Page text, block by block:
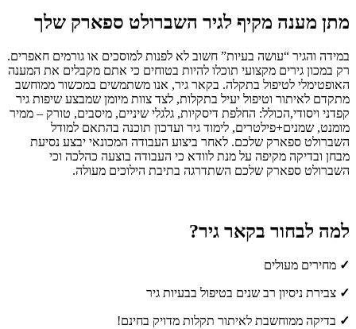
מתן מענה מקיף לגיר השברולט ספארק שלך
במידה והגיר “עושה בעיות” חשוב לא לפנות למוסכים או גורמים חאפרים.
רק במכון גירים מקצועי תוכלו להיות בטוחים כי אתם מקבלים את המענה
האופטימלי לטיפול בתקלה. בקאר גיר, אנו משתמשים במכשור ממוחשב
מתקדם לאיתור וטיפול יעיל בתקלות, לצד צוות מיומן שמבצע שיפות גיר
קפדני ויסודי,הכולל: החלפת דיסקיות, גלגלי שיניים, מיסבים, טורק – ממיר
מומנט, שמנים+פילטרים, לימוד גיר ועדכון תוכנה בהתאם למודל
השברולט ספארק שלכם. לאחר ביצוע העבודה המכונאי יבצע נסיעת
מבחן ובדיקה מקיפה על מנת לוודא כי העבודה בוצעה כהלכה וכי
השברולט ספארק שלכם השתדרגה בתיבת הילוכים מעולה.
למה לבחור בקאר גיר?
✓ מחירים מעולים
✓ צבירת ניסיון רב שנים בטיפול בבעיות גיר
✓ בדיקה ממוחשבת לאיתור תקלות מדויק בחינם!